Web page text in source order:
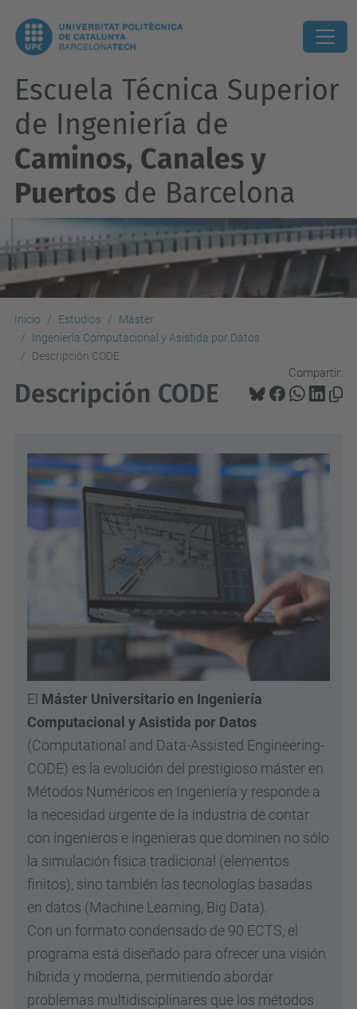
Escuela Técnica Superior
de Ingeniería de
Caminos, Canales y
Puertos de Barcelona
Inicio Estudios
Máster
Ingeniería Computacional y Asistida por Datos
Descripción CODE
Compartir:
Descripción CODE
El Máster Universitario en Ingeniería
Computacional y Asistida por Datos
(Computational and Data-Assisted Engineering-
CODE) es la evolución del prestigioso máster en
Métodos Numéricos en Ingeniería y responde a
la necesidad urgente de la industria de contar
con ingenieros e ingenieras que dominen no sólo
la simulación física tradicional (elementos
finitos), sino también las tecnologías basadas
en datos (Machine Learning, Big Data).
Con un formato condensado de 90 ECTS, el
programa está diseñado para ofrecer una visión
híbrida y moderna, permitiendo abordar
problemas multidisciplinares que los métodos